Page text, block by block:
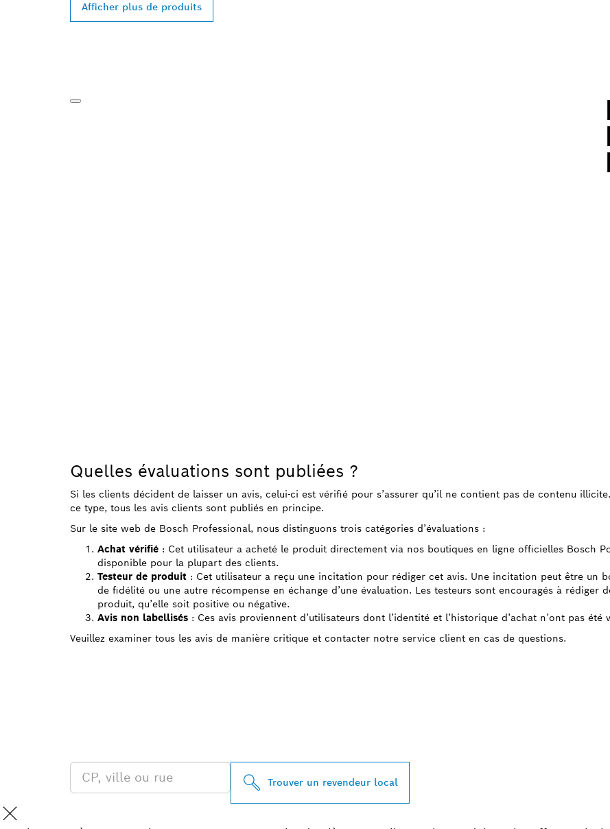
Afficher plus de produits
Quelles évaluations sont publiées ?
Si les clients décident de laisser un avis, celui-ci est vérifié pour s’assurer qu’il ne contient pas de contenu
ce type, tous les avis clients sont publiés en principe.
Sur le site web de Bosch Professional, nous distinguons trois catégories d’évaluations :
Achat vérifié : Cet utilisateur a acheté le produit directement via nos boutiques en ligne officielles Bosch
disponible pour la plupart des clients.
Testeur de produit : Cet utilisateur a reçu une incitation pour rédiger cet avis. Une incitation peut être un
de fidélité ou une autre récompense en échange d’une évaluation. Les testeurs sont encouragés à rédiger
produit, qu’elle soit positive ou négative.
Avis non labellisés : Ces avis proviennent d’utilisateurs dont l’identité et l’historique d’achat n’ont pas
Veuillez examiner tous les avis de manière critique et contacter notre service client en cas de questions.
Trouver un revendeur local